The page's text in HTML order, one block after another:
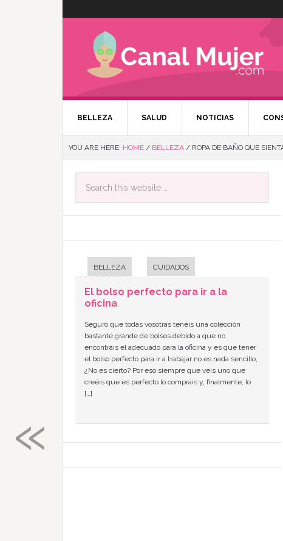
BELLEZA SALUD NOTICIAS
YOU ARE HERE: HOME / BELLEZA / ROPA DE BAÑO QUE
BELLEZA CUIDADOS
El bolso perfecto para ir a la
oficina
Seguro que todas vosotras tenéis una colección
bastante grande de bolsos debido a que no
encontráis el adecuado para la oficina y es que tener
el bolso perfecto para ir a trabajar no es nada sencillo,
¿No es cierto? Por eso siempre que veis uno que
creéis que es perfecto lo compráis y, finalmente, lo
[…]
«